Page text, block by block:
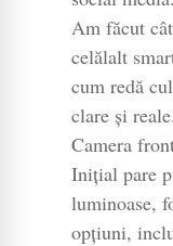
Am făcut
celălalt
cum redă
clare și reale.
Camera
Inițial pare
luminoase,
opțiuni,